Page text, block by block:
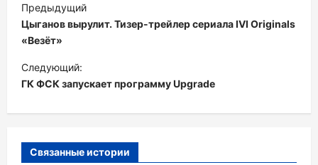
а
в
и
г
а
Предыдущий
Цыганов вырулит. Тизер-трейлер сериала IVI Originals
«Везёт»
Следующий:
ГК ФСК запускает программу Upgrade
Связанные истории